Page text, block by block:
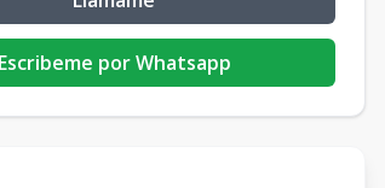
Escribeme por Whatsapp